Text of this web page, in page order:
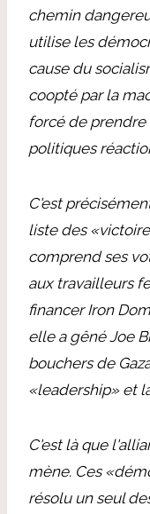
chemin
utilise les
cause du
coopté par la
forcé de
politiques
C'est
liste des
comprend ses
aux travailleurs
financer Iron
elle a gêné Joe
bouchers de
«leadership» et
C'est là que
mène. Ces
résolu un seul